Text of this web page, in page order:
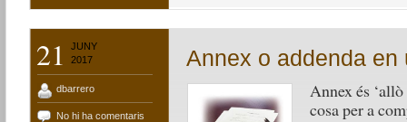
21
JUNY
2017
dbarrero
No hi ha comentaris
Annex o addenda en
Annex és
cosa per a